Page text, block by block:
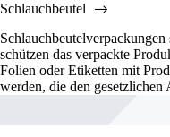
Schlauchbeutel
schützen das verpackte
Folien oder Etiketten mit
werden, die den gesetzlichen